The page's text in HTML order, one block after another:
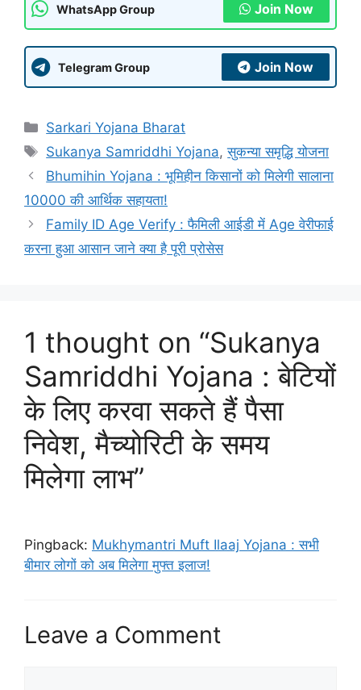
WhatsApp Group Join Now
Telegram Group Join Now
Categories
Sarkari Yojana Bharat
Tags
Sukanya Samriddhi Yojana,सुकन्या समृद्धि योजना
Bhumihin Yojana : भूमिहीन किसानों को मिलेगी सालाना
10000 की आर्थिक सहायता!
Family ID Age Verify : फैमिली आईडी में Age वेरीफाई
करना हुआ आसान जाने क्या है पूरी प्रोसेस
1 thought on “Sukanya
Samriddhi Yojana : बेटियों
के लिए करवा सकते हैं पैसा
निवेश, मैच्योरिटी के समय
मिलेगा लाभ”
Pingback: Mukhymantri Muft Ilaaj Yojana : सभी
बीमार लोगों को अब मिलेगा मुफ्त इलाज!
Leave a Comment